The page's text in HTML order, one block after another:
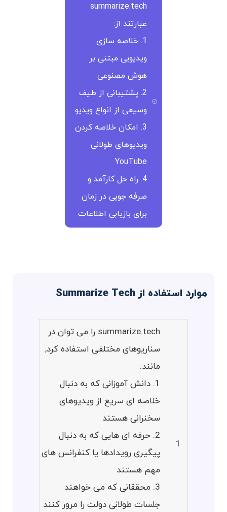
summarize.tech
عبارتند از:
1. خلاصه سازی
ویدیویی مبتنی بر
هوش مصنوعی
2. پشتیبانی از طیف
وسیعی از انواع ویدیو
3. امکان خلاصه کردن
ویدیوهای طولانی
YouTube
4. راه حل کارآمد و
صرفه جویی در زمان
برای بازیابی اطلاعات
موارد استفاده از Summarize Tech
1
summarize.tech را می توان در
سناریوهای مختلفی استفاده کرد,
مانند:
1. دانش آموزانی که به دنبال
خلاصه ای سریع از ویدیوهای
سخنرانی هستند
2. حرفه ای هایی که به دنبال
پیگیری رویدادها یا کنفرانس های
مهم هستند
3. محققانی که می خواهند
جلسات طولانی دولت را مرور کنند